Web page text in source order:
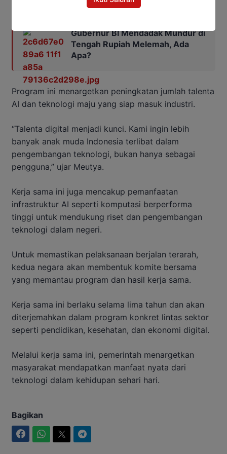
Gubernur BI Mendadak Mundur di
Tengah Rupiah Melemah, Ada
Apa?
Program ini menargetkan peningkatan jumlah talenta
AI dan teknologi maju yang siap masuk industri.
“Talenta digital menjadi kunci. Kami ingin lebih
banyak anak muda Indonesia terlibat dalam
pengembangan teknologi, bukan hanya sebagai
pengguna,” ujar Meutya.
Kerja sama ini juga mencakup pemanfaatan
infrastruktur AI seperti komputasi berperforma
tinggi untuk mendukung riset dan pengembangan
teknologi dalam negeri.
Untuk memastikan pelaksanaan berjalan terarah,
kedua negara akan membentuk komite bersama
yang memantau program dan hasil kerja sama.
Kerja sama ini berlaku selama lima tahun dan akan
diterjemahkan dalam program konkret lintas sektor
seperti pendidikan, kesehatan, dan ekonomi digital.
Melalui kerja sama ini, pemerintah menargetkan
masyarakat mendapatkan manfaat nyata dari
teknologi dalam kehidupan sehari hari.
Bagikan